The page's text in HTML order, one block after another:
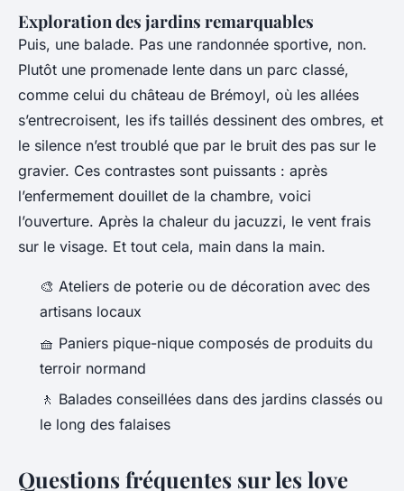
Exploration des jardins remarquables
Puis, une balade. Pas une randonnée sportive, non.
Plutôt une promenade lente dans un parc classé,
comme celui du château de Brémoyl, où les allées
s’entrecroisent, les ifs taillés dessinent des ombres, et
le silence n’est troublé que par le bruit des pas sur le
gravier. Ces contrastes sont puissants : après
l’enfermement douillet de la chambre, voici
l’ouverture. Après la chaleur du jacuzzi, le vent frais
sur le visage. Et tout cela, main dans la main.
🎨 Ateliers de poterie ou de décoration avec des
artisans locaux
🧺 Paniers pique-nique composés de produits du
terroir normand
🚶 Balades conseillées dans des jardins classés ou
le long des falaises
Questions fréquentes sur les love